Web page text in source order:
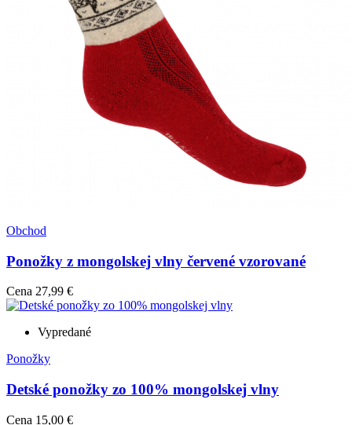
Obchod
Ponožky z mongolskej vlny červené vzorované
Cena 27,99 €
Vypredané
Ponožky
Detské ponožky zo 100% mongolskej vlny
Cena 15,00 €